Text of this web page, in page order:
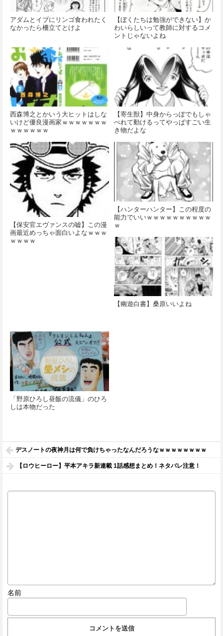
アダムとイブにリンゴ食われたく
なかったら柵立てとけよ
【ぼくたちは勉強ができない】か
わいらしいって教師に対するコメ
ントじゃないよね
西森博之とかいう大ヒットはしな
いけど優良漫画家ｗｗｗｗｗｗｗ
ｗｗｗｗｗｗ
【寄生獣】中身からっぽでもしゃ
べれて動けるってやっぱすごい生
き物だよな
【保安官エヴァンスの嘘】この漫
画最近めっちゃ面白いよなｗｗｗ
ｗｗｗｗ
【ハンターハンター】この程度の
能力でいいｗｗｗｗｗｗｗｗｗｗ
ｗ
【幽遊白書】桑原いいよね
「野原ひろし昼飯の流儀」のひろ
しは本物だった
デスノートの夜神月は何で負けちゃったなんだろうなｗｗｗｗｗｗｗｗ
【ロウヒーロー】平本アキラ新連載 1話感想まとめ！ネタバレ注意！
名前